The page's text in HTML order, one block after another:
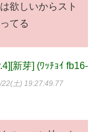
欲しいからスト
てる
新芽] (ﾜｯﾁｮｲ fb16-
22(土) 19:27:49.77